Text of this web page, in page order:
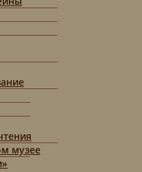
музее